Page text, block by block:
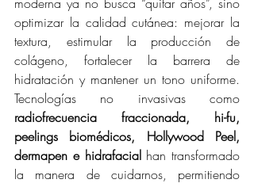
optimizar la calidad cutánea: mejorar la
textura, estimular la producción de
colágeno, fortalecer la barrera de
hidratación y mantener un tono uniforme.
radiofrecuencia fraccionada, hi-fu,
peelings biomédicos, Hollywood Peel,
dermapen e hidrafacial han transformado
la manera de cuidarnos, permitiendo